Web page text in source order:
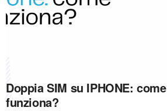
Doppia SIM su IPHONE: come
funziona?